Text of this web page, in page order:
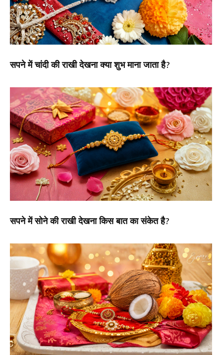
सपने में चांदी की राखी देखना क्या शुभ माना जाता है?
सपने में सोने की राखी देखना किस बात का संकेत है?